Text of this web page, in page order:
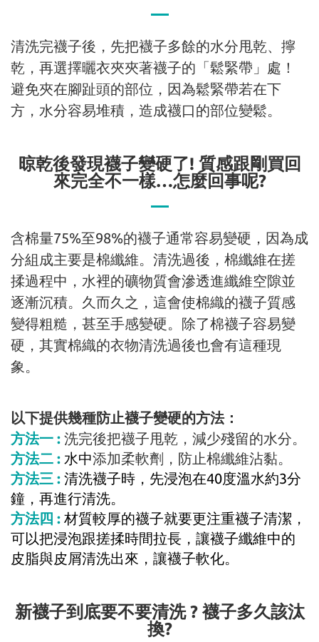
清洗完襪子後，先把襪子多餘的水分甩乾、擰
乾，再選擇曬衣夾夾著襪子的「鬆緊帶」處！
避免夾在腳趾頭的部位，因為鬆緊帶若在下
方，水分容易堆積，造成襪口的部位變鬆。
晾乾後發現襪子變硬了! 質感跟剛買回
來完全不一樣…怎麼回事呢?
含棉量75%至98%的襪子通常容易變硬，因為成
分組成主要是棉纖維。清洗過後，棉纖維在搓
揉過程中，水裡的礦物質會滲透進纖維空隙並
逐漸沉積。久而久之，這會使棉織的襪子質感
變得粗糙，甚至手感變硬。除了棉襪子容易變
硬，其實棉織的衣物清洗過後也會有這種現
象。
以下提供幾種防止襪子變硬的方法：
方法一 : 洗完後把襪子甩乾，減少殘留的水分。
方法二 : 水中添加柔軟劑，防止棉纖維沾黏。
方法三 : 清洗襪子時 ， 先浸泡在40度溫水約3分
鐘，再進行清洗。
方法四 : 材質較厚的襪子就要更注重襪子清潔，
可以把浸泡跟搓揉時間拉長，讓襪子纖維中的
皮脂與皮屑清洗出來，讓襪子軟化。
新襪子到底要不要清洗 ? 襪子多久該汰
換?